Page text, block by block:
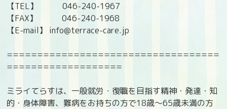
【TEL】 046-240-1967
【FAX】 046-240-1968
【E-mail】 info@terrace-care.jp
===================================
===================
ミライてらすは、一般就労・復職を目指す精神・発達・知
的・身体障害、難病をお持ちの方で18歳〜65歳未満の方